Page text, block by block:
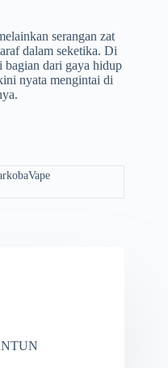
serangan zat
dalam seketika. Di
bagian dari gaya hidup
nyata mengintai di